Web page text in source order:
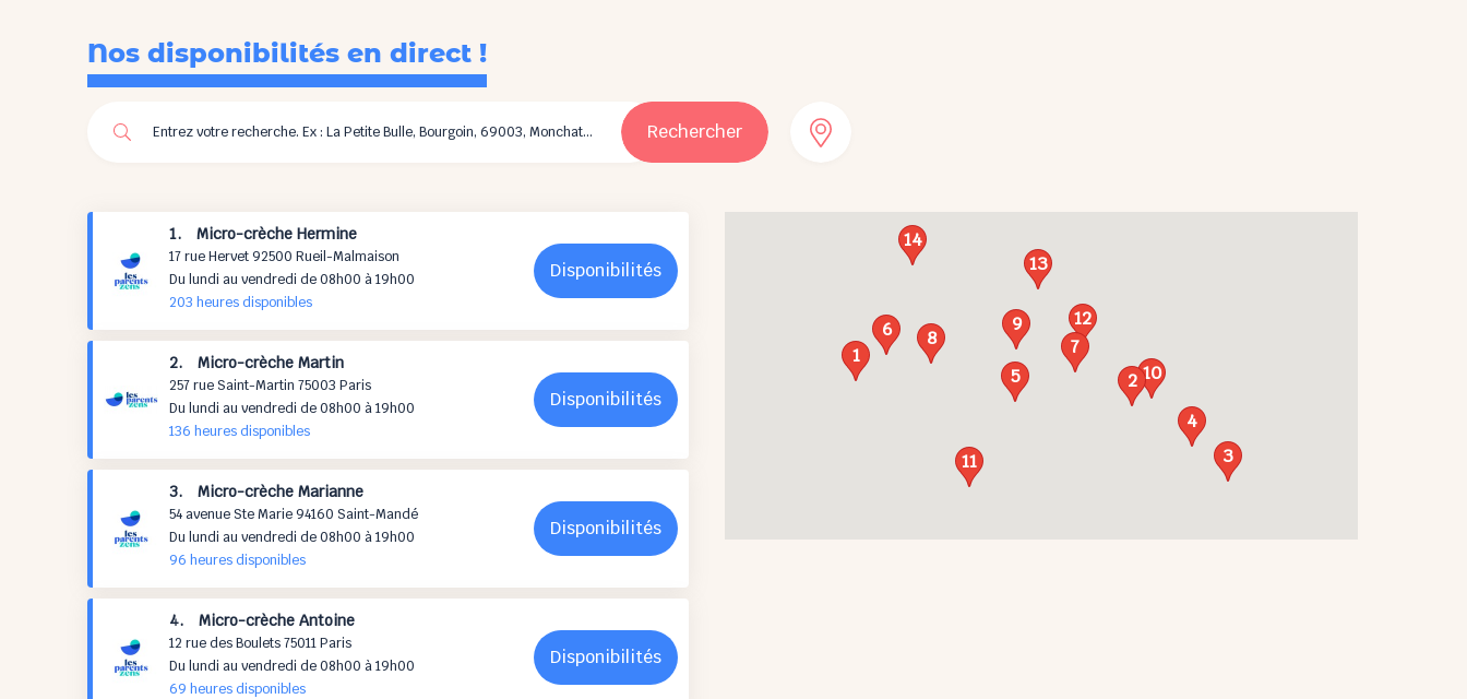
Nos disponibilités en direct !
Rechercher
1. Micro-crèche Hermine
17 rue Hervet 92500 Rueil-Malmaison
Du lundi au vendredi de 08h00 à 19h00
203 heuresdisponibles
Disponibilités
2. Micro-crèche Martin
257 rue Saint-Martin 75003 Paris
Du lundi au vendredi de 08h00 à 19h00
136 heuresdisponibles
Disponibilités
3. Micro-crèche Marianne
54 avenue Ste Marie 94160 Saint-Mandé
Du lundi au vendredi de 08h00 à 19h00
96 heuresdisponibles
Disponibilités
4. Micro-crèche Antoine
12 rue des Boulets 75011 Paris
Du lundi au vendredi de 08h00 à 19h00
69 heuresdisponibles
Disponibilités
1
2
3
4
5
6
7
8
9
10
11
12
13
14